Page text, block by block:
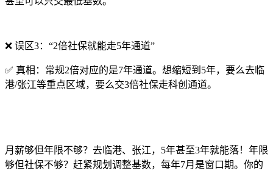
❌ 误区3：“2倍社保就能走5年通道”
✅ 真相：常规2倍对应的是7年通道。想缩短到5年，要么去临
港/张江等重点区域，要么交3倍社保走科创通道。
月薪够但年限不够？去临港、张江，5年甚至3年就能落！年限
够但社保不够？赶紧规划调整基数，每年7月是窗口期。你的